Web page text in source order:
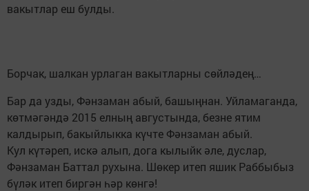
вакытлар еш булды.
Борчак, шалкан урлаган вакытларны сөйләдең…
Бар да узды, Фәнзаман абый, башыңнан. Уйламаганда,
көтмәгәндә 2015 елның августында, безне ятим
калдырып, бакыйлыкка күчте Фәнзаман абый.
Кул күтәреп, искә алып, дога кылыйк әле, дуслар,
Фәнзаман Баттал рухына. Шөкер итеп яшик Раббыбыз
бүләк итеп биргән һәр көнгә!